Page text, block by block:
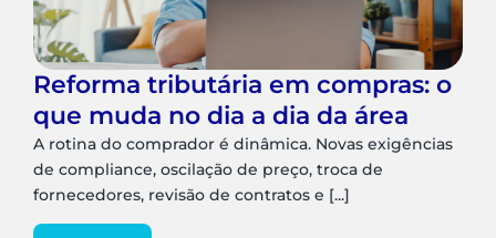
Reforma tributária em compras: o
que muda no dia a dia da área
A rotina do comprador é dinâmica. Novas exigências
de compliance, oscilação de preço, troca de
fornecedores, revisão de contratos e [...]